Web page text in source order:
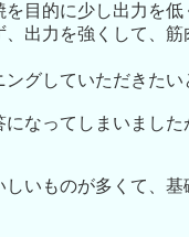
目的に少し出力を
出力を強くして、
グしていただきた
なってしまいまし
いものが多くて、